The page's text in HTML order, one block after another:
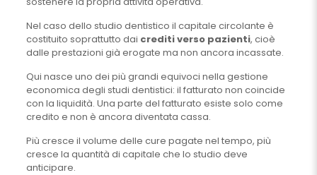
Nel caso dello studio dentistico il capitale circolante è
costituito soprattutto dai crediti verso pazienti, cioè
dalle prestazioni già erogate ma non ancora incassate.
Qui nasce uno dei più grandi equivoci nella gestione
economica degli studi dentistici: il fatturato non coincide
con la liquidità. Una parte del fatturato esiste solo come
credito e non è ancora diventata cassa.
Più cresce il volume delle cure pagate nel tempo, più
cresce la quantità di capitale che lo studio deve
anticipare.